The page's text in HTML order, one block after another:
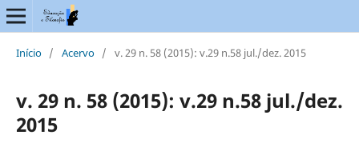
Início / Acervo / v. 29 n. 58 (2015): v.29 n.58 jul./dez. 2015
v. 29 n. 58 (2015): v.29 n.58 jul./dez.
2015